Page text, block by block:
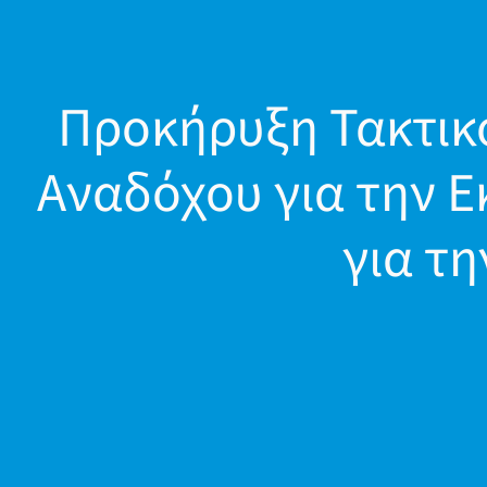
Προκήρυξη
Αναδόχου για την
για